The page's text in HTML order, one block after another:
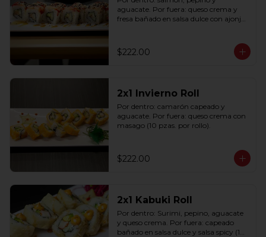
aguacate. Por fuera: queso crema y
fresa bañado en salsa dulce con ajonjolí
$222.00
2x1 Invierno Roll
Por dentro: camarón capeado y
aguacate. Por fuera: queso crema con
masago (10 pzas. por rollo).
$222.00
2x1 Kabuki Roll
Por dentro: Surimi, pepino, aguacate
y queso crema. Por fuera: capeado
bañado en salsa dulce y salsa spicy (10